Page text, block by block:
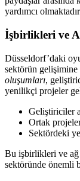
yardımcı
İşbirlikleri ve
Düsseldorf’daki
sektörün gelişimine
oluşumları,
yenilikçi projeler
Geliştiriciler
Ortak
Sektördeki
Bu işbirlikleri ve ağ
sektöründe önemli